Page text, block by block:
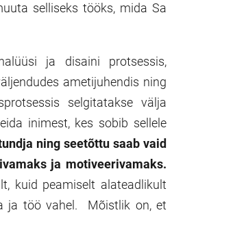
selliseks tööks, mida Sa
ja disaini protsessis,
ametijuhendis ning
selgitatakse välja
inimest, kes sobib sellele
ning seetõttu saab vaid
ja motiveerivamaks.
kuid peamiselt alateadlikult
ja töö vahel. Mõistlik on, et